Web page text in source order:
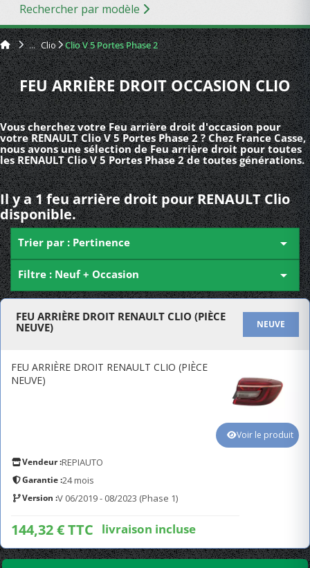
Rechercher par modèle
Clio Clio V 5 Portes Phase 2
FEU ARRIÈRE DROIT OCCASION CLIO
Vous cherchez votre Feu arrière droit d'occasion pour
votre RENAULT Clio V 5 Portes Phase 2 ? Chez France Casse,
nous avons une sélection de Feu arrière droit pour toutes
les RENAULT Clio V 5 Portes Phase 2 de toutes générations.
Il y a 1 feu arrière droit pour RENAULT Clio
disponible.
Trier par : Pertinence 
Filtre : Neuf + Occasion 
FEU ARRIÈRE DROIT RENAULT CLIO (PIÈCE
NEUVE)
NEUVE
FEU ARRIÈRE DROIT RENAULT CLIO (PIÈCE
NEUVE)
Vendeur :REPIAUTO
Garantie :24 mois
Version :V 06/2019 - 08/2023 (Phase 1)
144,32 € TTC livraison incluse
Voir le produit